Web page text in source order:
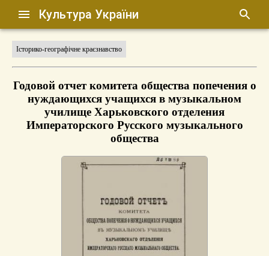
Культура України
Історико-географічне краєзнавство
Годовой отчет комитета общества попечения о
нуждающихся учащихся в музыкальном
училище Харьковского отделения
Императорского Русского музыкального
общества